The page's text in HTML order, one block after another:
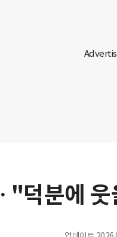
덕분에 웃